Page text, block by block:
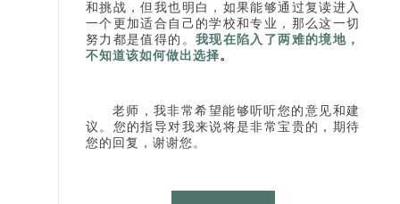
和挑战，但我也明白，如果能够通过复读进入
一个更加适合自己的学校和专业，那么这一切
努力都是值得的。 我现在陷入了两难的境地，
不知道该如何做出选择。
老师，我非常希望能够听听您的意见和建
议。您的指导对我来说将是非常宝贵的，期待
您的回复，谢谢您。